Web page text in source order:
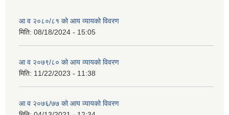
आ व २०८०/८१ को आय व्यायको विवरण
मिति: 08/18/2024 - 15:05
आ व २०७९/८० को आय व्यायको विवरण
मिति: 11/22/2023 - 11:38
आ व २०७६/७७ को आय व्यायको विवरण